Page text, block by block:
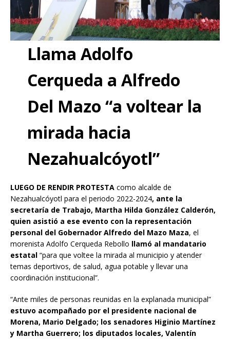
Llama Adolfo
Cerqueda a Alfredo
Del Mazo “a voltear la
mirada hacia
Nezahualcóyotl”
LUEGO DE RENDIR PROTESTA como alcalde de
Nezahualcóyotl para el periodo 2022-2024, ante la
secretaría de Trabajo, Martha Hilda González Calderón,
quien asistió a ese evento con la representación
personal del Gobernador Alfredo del Mazo Maza, el
morenista Adolfo Cerqueda Rebollo llamó al mandatario
estatal “para que voltee la mirada al municipio y atender
temas deportivos, de salud, agua potable y llevar una
coordinación institucional”.
“Ante miles de personas reunidas en la explanada municipal”
estuvo acompañado por el presidente nacional de
Morena, Mario Delgado; los senadores Higinio Martínez
y Martha Guerrero; los diputados locales, Valentín